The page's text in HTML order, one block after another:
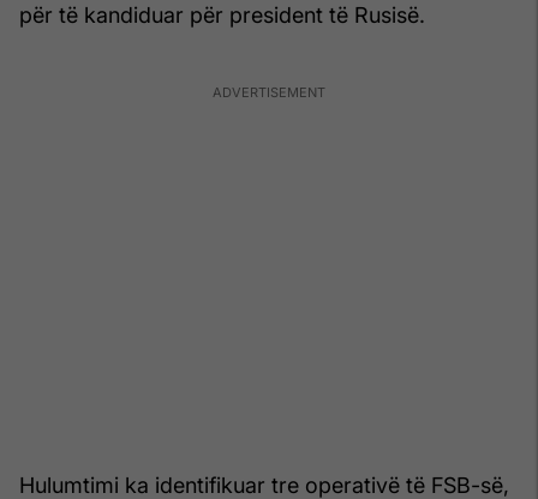
për të kandiduar për president të Rusisë.
Hulumtimi ka identifikuar tre operativë të FSB-së,